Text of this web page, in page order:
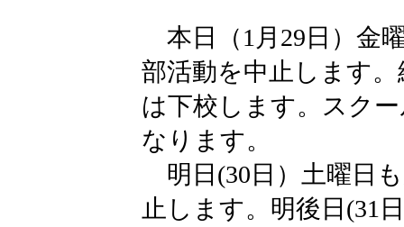
本日（1月29日）金
部活動を中止します
は下校します。スク
なります。
明日(30日）土曜日
止します。明後日(31